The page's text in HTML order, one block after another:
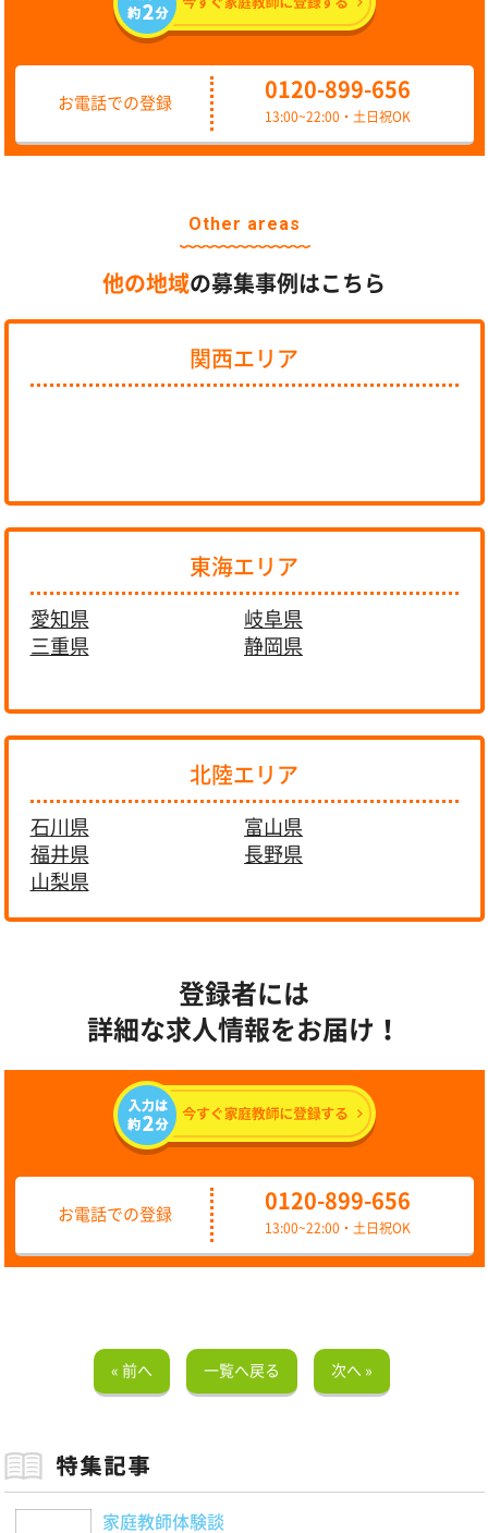
お電話での登録
0120-899-656
13:00~22:00・土日祝OK
Other areas
他の地域の募集事例はこちら
関西エリア
東海エリア
愛知県
岐阜県
三重県
静岡県
北陸エリア
石川県
富山県
福井県
長野県
山梨県
登録者には
詳細な求人情報をお届け！
お電話での登録
0120-899-656
13:00~22:00・土日祝OK
« 前へ 一覧へ戻る 次へ »
家庭教師体験談